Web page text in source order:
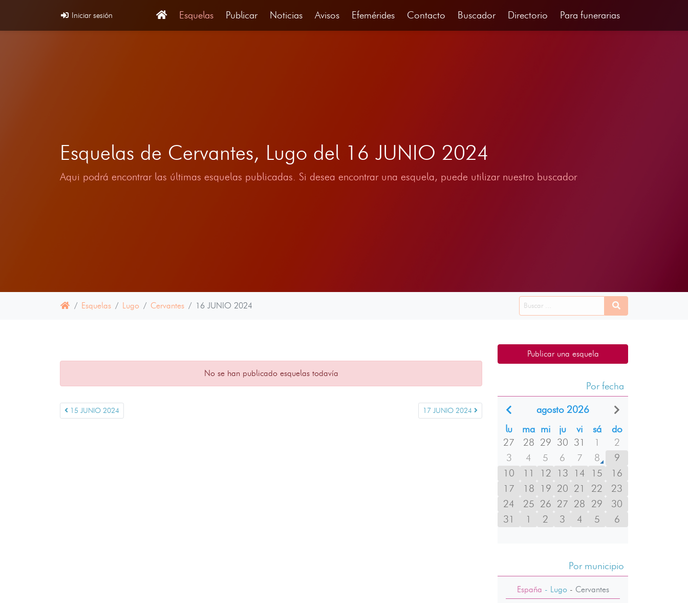
Iniciar sesión Esquelas Publicar Noticias Avisos Efemérides Contacto Buscador Directorio Para funerarias
Esquelas de Cervantes, Lugo del 16 JUNIO 2024
Aqui podrá encontrar las últimas esquelas publicadas. Si desea encontrar una esquela, puede utilizar nuestro buscador
Esquelas Lugo Cervantes 16 JUNIO 2024
No se han publicado esquelas todavía
15 JUNIO 2024 17 JUNIO 2024
Publicar una esquela
Por fecha
agosto 2026
lu
ma mi ju vi sá
do
27
28 29 30 31 1
2
3
4 5 6 7 8
9
10
11 12 13 14 15
16
17
18 19 20 21 22
23
24
25 26 27 28 29
30
31
1 2 3 4 5 6
Por municipio
España - Lugo- Cervantes